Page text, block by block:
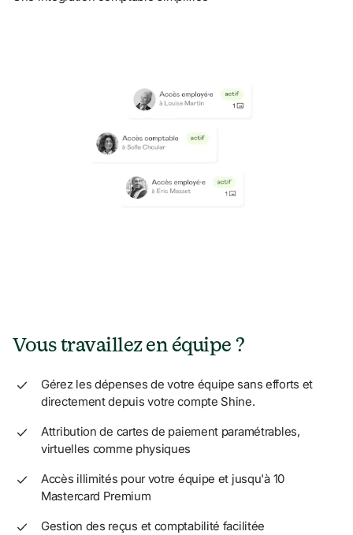
Vous travaillez en équipe ?
Gérez les dépenses de votre équipe sans efforts et
directement depuis votre compte Shine.
Attribution de cartes de paiement paramétrables,
virtuelles comme physiques
Accès illimités pour votre équipe et jusqu'à 10
Mastercard Premium
Gestion des reçus et comptabilité facilitée